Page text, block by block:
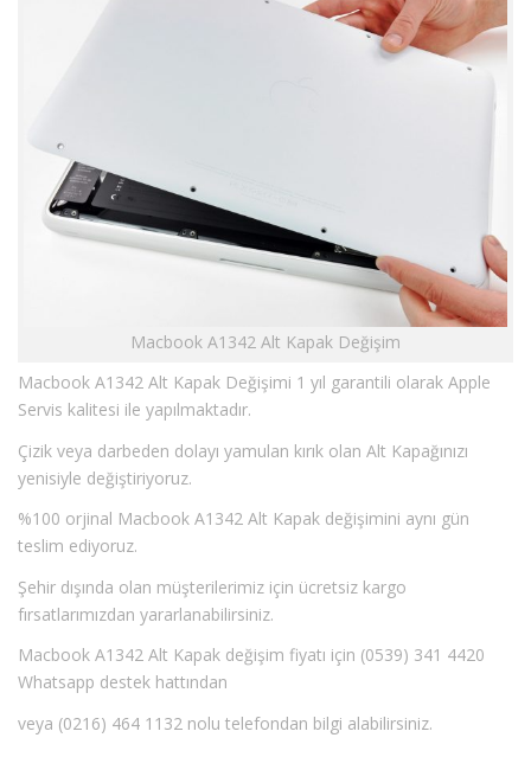
Macbook A1342 Alt Kapak Değişim
Macbook A1342 Alt Kapak Değişimi 1 yıl garantili olarak Apple
Servis kalitesi ile yapılmaktadır.
Çizik veya darbeden dolayı yamulan kırık olan Alt Kapağınızı
yenisiyle değiştiriyoruz.
%100 orjinal Macbook A1342 Alt Kapak değişimini aynı gün
teslim ediyoruz.
Şehir dışında olan müşterilerimiz için ücretsiz kargo
fırsatlarımızdan yararlanabilirsiniz.
Macbook A1342 Alt Kapak değişim fiyatı için (0539) 341 4420
Whatsapp destek hattından
veya (0216) 464 1132 nolu telefondan bilgi alabilirsiniz.